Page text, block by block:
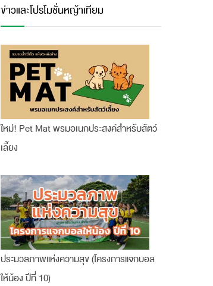
ข่าวและโปรโมชั่นหญ้าเทียม
ใหม่! Pet Mat พรมอเนกประสงค์สำหรับสัตว์
เลี้ยง
ประมวลภาพแห่งความสุข (โครงการแจกบอล
ให้น้อง ปีที่ 10)